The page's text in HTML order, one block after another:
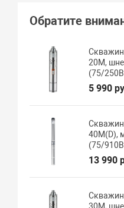
Обратите
20M,
(75/
5 990
40M(D),
(75/
13 990